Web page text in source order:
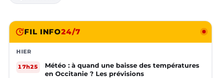
FIL INFO24/7
HIER
17h25
Météo : à quand une baisse des températures
en Occitanie ? Les prévisions